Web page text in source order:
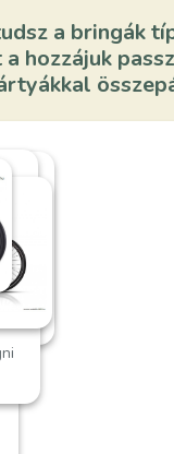
a bringák
a hozzájuk